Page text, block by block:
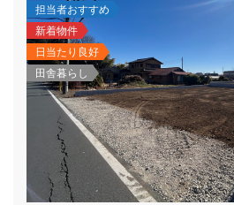
担当者おすすめ
新着物件
日当たり良好
田舎暮らし
manager/wp-